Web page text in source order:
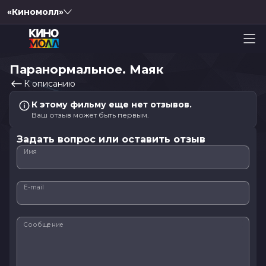
«Киномолл»
Паранормальное. Маяк
К описанию
К этому фильму еще нет отзывов.
Ваш отзыв может быть первым.
Задать вопрос или оставить отзыв
Имя
E-mail
Сообщение